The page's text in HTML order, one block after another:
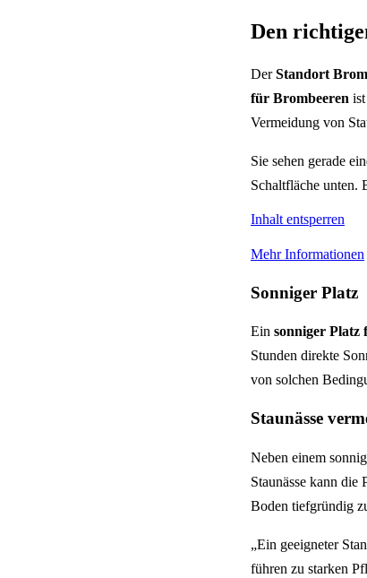
Den
DerStandort
für Brombeeren
Vermeidung von
Sie sehen gerade
Schaltfläche unten.
Inhalt entsperren
Mehr Informationen
Sonniger Platz
Ein sonniger Platz
Stunden direkte
von solchen
Staunässe
Neben einem
Staunässe kann die
Boden tiefgründig
„Ein geeigneter
führen zu starken